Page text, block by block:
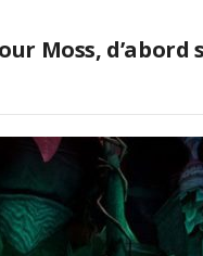
Moss, d’abord